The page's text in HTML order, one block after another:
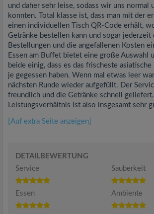
und daher sehr leise, sodass wir uns normal
konnten. Total klasse ist, dass man mit der
einen individuellen Tisch QR-Code erhält,
Getränke bestellen kann und sogar jederzeit
Bestellungen und die angefallenen Kosten
Essen am Buffet bietet eine große Auswahl
beide einig, dass es das frischeste
je gegessen haben. Wenn mal etwas leer
nächsten Runde wieder aufgefüllt. Der
freundlich und die Getränke schnell
Leistungsverhältnis ist also insgesamt sehr
[Auf extra Seite anzeigen]
DETAILBEWERTUNG
Service
Sauberkeit
Essen Ambiente